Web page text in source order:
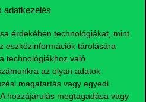
adatkezelés
érdekében technológiákat, mint
eszközinformációk tárolására
technológiákhoz való
az olyan adatok
magatartás vagy egyedi
hozzájárulás megtagadása vagy